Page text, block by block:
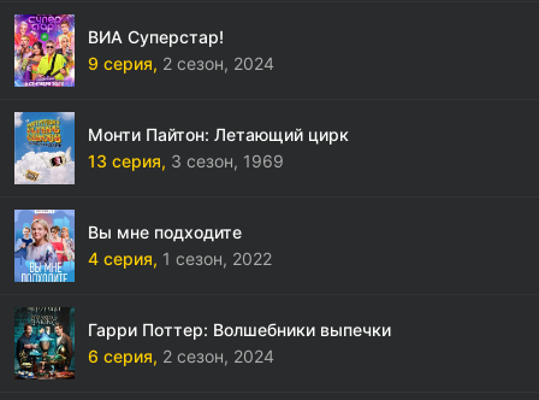
ВИА Суперстар!
9 серия, 2 сезон, 2024
Монти Пайтон: Летающий цирк
13 серия, 3 сезон, 1969
Вы мне подходите
4 серия, 1 сезон, 2022
Гарри Поттер: Волшебники выпечки
6 серия, 2 сезон, 2024